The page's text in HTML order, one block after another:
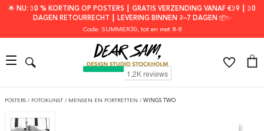
🌟 NU: 30 % KORTING OP POSTERS ┃ GRATIS VERZENDING VANAF €39 ┃ 30
DAGEN RETOURRECHT ┃ LEVERING BINNEN 2–7 DAGEN 📦✨
Code: SUMMER30, tot en met 8-8
POSTERS / FOTOKUNST / MENSEN EN PORTRETTEN / WINGS TWO